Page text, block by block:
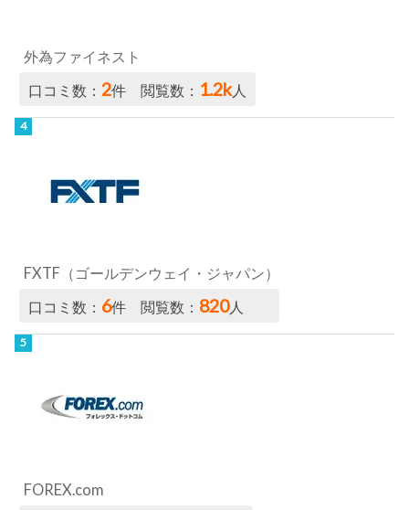
外為ファイネスト
口コミ数：2件 閲覧数： 1.2k人
FXTF（ゴールデンウェイ・ジャパン）
口コミ数： 6件 閲覧数： 820人
FOREX.com